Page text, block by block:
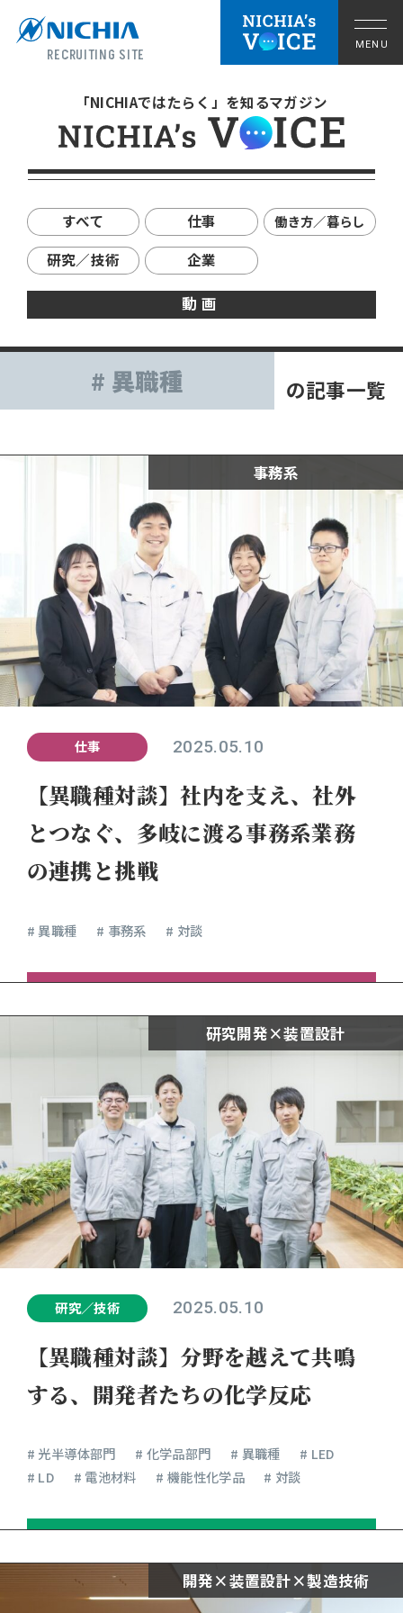
RECRUITING SITE
「NICHIAではたらく」を知るマガジン
すべて 仕事 働き方／暮らし
研究／技術 企業
動画
# 異職種 の記事一覧
事務系
仕事 2025.05.10
【異職種対談】社内を支え、社外
とつなぐ、多岐に渡る事務系業務
の連携と挑戦
# 異職種 # 事務系 # 対談
研究開発×装置設計
研究／技術 2025.05.10
【異職種対談】分野を越えて共鳴
する、開発者たちの化学反応
# 光半導体部門 # 化学品部門 # 異職種
# LED
# LD
# 電池材料 # 機能性化学品 # 対談
開発×装置設計×製造技術
女性活躍推進プロジェクト
新卒採用
中途採用